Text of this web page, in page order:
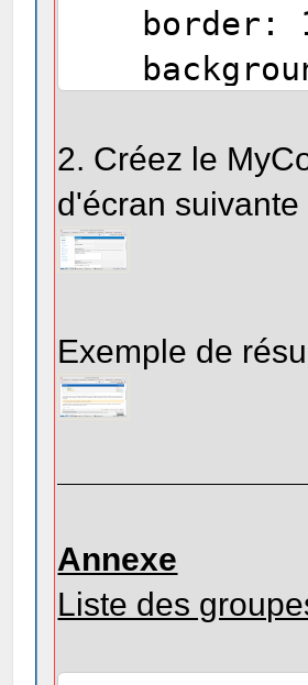
border:
border-
padding:
margin:
2. Créez le
d'écran suivante
Exemple de
Annexe
Liste des